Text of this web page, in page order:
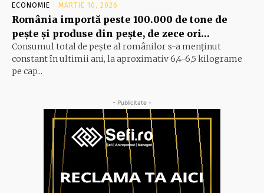
ECONOMIE MARTIE 10, 2026
România importă peste 100.000 de tone de
peşte şi produse din peşte, de zece ori…
Consumul total de peşte al ro­mâ­nilor s-a menţinut
constant în ul­timii ani, la aproximativ 6,4-6,5 ki­lograme
pe cap...
- Publicitate -